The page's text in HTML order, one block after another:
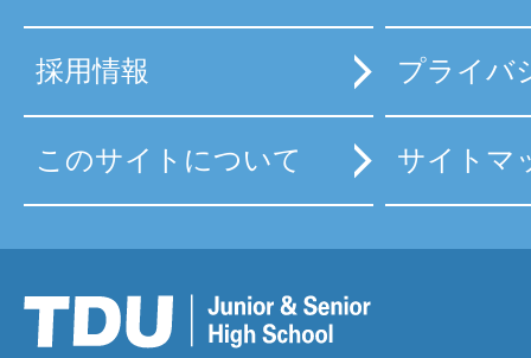
採用情報 プライバ
このサイトについて サイトマ